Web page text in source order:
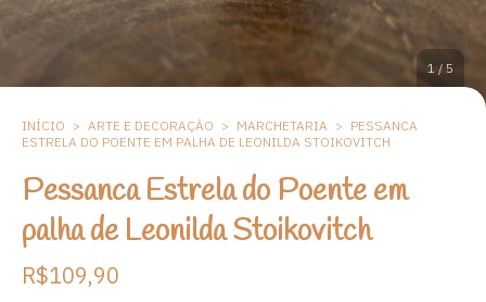
1 / 5
INÍCIO > ARTE E DECORAÇÃO > MARCHETARIA > PESSANCA
ESTRELA DO POENTE EM PALHA DE LEONILDA STOIKOVITCH
Pessanca Estrela do Poente em
palha de Leonilda Stoikovitch
R$109,90